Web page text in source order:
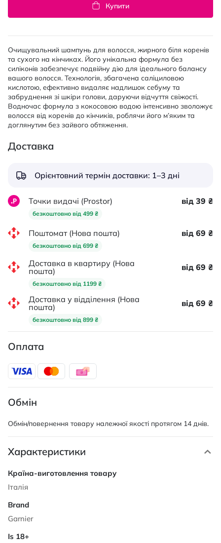
Купити
Очищувальний шампунь для волосся, жирного біля коренів
та сухого на кінчиках. Його унікальна формула без
силіконів забезпечує подвійну дію для ідеального балансу
вашого волосся. Технологія, збагачена саліциловою
кислотою, ефективно видаляє надлишок себуму та
забруднення зі шкіри голови, даруючи відчуття свіжості.
Водночас формула з кокосовою водою інтенсивно зволожує
волосся від коренів до кінчиків, роблячи його м’яким та
доглянутим без зайвого обтяження.
Доставка
Орієнтовний термін доставки: 1–3 дні
Точки видачі (Prostor)
безкоштовно від 499 ₴
від 39 ₴
Поштомат (Нова пошта)
безкоштовно від 699 ₴
від 69 ₴
Доставка в квартиру (Нова
пошта)
безкоштовно від 1199 ₴
від 69 ₴
Доставка у відділення (Нова
пошта)
безкоштовно від 899 ₴
від 69 ₴
Оплата
Обмін
Обмін/повернення товару належної якості протягом 14 днів.
Характеристики
Характеристики
Італія
Garnier